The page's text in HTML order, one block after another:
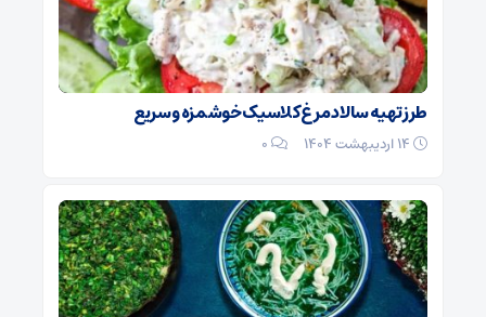
طرز تهیه سالاد مرغ کلاسیک خوشمزه و سریع
0